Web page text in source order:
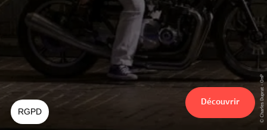
© Charles Duprat - OnP
Découvrir